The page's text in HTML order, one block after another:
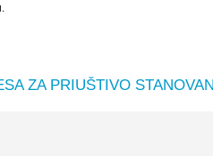
ZA PRIUŠTIVO